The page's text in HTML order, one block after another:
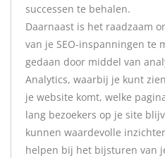
successen te behalen.
Daarnaast is het raadzaam
van je SEO-inspanningen te
gedaan door middel van
Analytics, waarbij je kunt
je website komt, welke
lang bezoekers op je site
kunnen waardevolle
helpen bij het bijsturen van